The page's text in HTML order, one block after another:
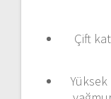
Çift
Yüksek